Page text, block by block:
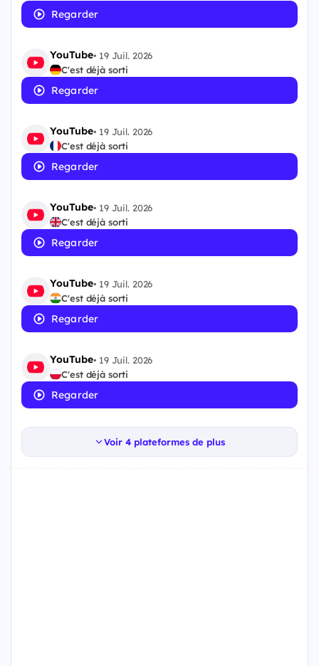
Regarder
YouTube• 19 Juil. 2026
C'est déjà sorti
Regarder
YouTube• 19 Juil. 2026
C'est déjà sorti
Regarder
YouTube• 19 Juil. 2026
C'est déjà sorti
Regarder
YouTube• 19 Juil. 2026
C'est déjà sorti
Regarder
YouTube• 19 Juil. 2026
C'est déjà sorti
Regarder
Voir 4 plateformes de plus